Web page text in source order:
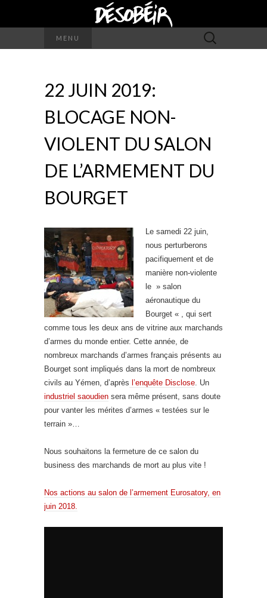
MENU Rechercher :
22 JUIN 2019:
BLOCAGE NON-
VIOLENT DU SALON
DE L’ARMEMENT DU
BOURGET
Le samedi 22 juin,
nous perturberons
pacifiquement et de
manière non-violente
le » salon
aéronautique du
Bourget « , qui sert
comme tous les deux ans de vitrine aux marchands
d’armes du monde entier. Cette année, de
nombreux marchands d’armes français présents au
Bourget sont impliqués dans la mort de nombreux
civils au Yémen, d’après l’enquête Disclose . Un
industriel saoudien sera même présent, sans doute
pour vanter les mérites d’armes « testées sur le
terrain »…
Nous souhaitons la fermeture de ce salon du
business des marchands de mort au plus vite !
Nos actions au salon de l’armement Eurosatory, en
juin 2018.